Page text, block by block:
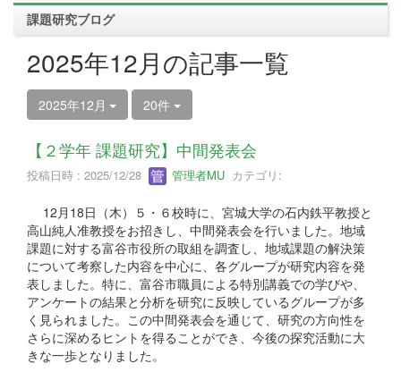
課題研究ブログ
2025年12月の記事一覧
2025年12月 20件
【２学年 課題研究】中間発表会
投稿日時 : 2025/12/28 管理者MU カテゴリ:
12月18日（木）５・６校時に、宮城大学の石内鉄平教授と
高山純人准教授をお招きし、中間発表会を行いました。地域
課題に対する富谷市役所の取組を調査し、地域課題の解決策
について考察した内容を中心に、各グループが研究内容を発
表しました。特に、富谷市職員による特別講義での学びや、
アンケートの結果と分析を研究に反映しているグループが多
く見られました。この中間発表会を通じて、研究の方向性を
さらに深めるヒントを得ることができ、今後の探究活動に大
きな一歩となりました。